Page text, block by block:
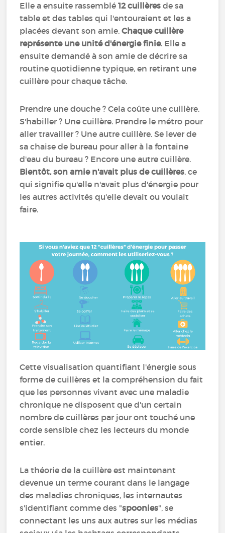
Elle a ensuite rassemblé12 cuillères de sa
table et des tables qui l'entouraient et les a
placées devant son amie.Chaque cuillère
représente une unité d'énergie finie. Elle a
ensuite demandé à son amie de décrire sa
routine quotidienne typique, en retirant une
cuillère pour chaque tâche.
Prendre une douche ? Cela coûte une cuillère.
S'habiller ? Une cuillère. Prendre le métro pour
aller travailler ? Une autre cuillère. Se lever de
sa chaise de bureau pour aller à la fontaine
d'eau du bureau ? Encore une autre cuillère.
Bientôt, son amie n'avait plus de cuillères, ce
qui signifie qu'elle n'avait plus d'énergie pour
les autres activités qu'elle devait ou voulait
faire.
Cette visualisation quantifiant l'énergie sous
forme de cuillères et la compréhension du fait
que les personnes vivant avec une maladie
chronique ne disposent que d'un certain
nombre de cuillères par jour ont touché une
corde sensible chez les lecteurs du monde
entier.
La théorie de la cuillère est maintenant
devenue un terme courant dans le langage
des maladies chroniques, les internautes
s'identifiant comme des "spoonies", se
connectant les uns aux autres sur les médias